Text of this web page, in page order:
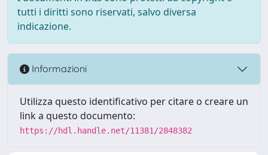
tutti i diritti sono riservati, salvo diversa
indicazione.
Informazioni
Utilizza questo identificativo per citare o creare un
link a questo documento:
https://hdl.handle.net/11381/2848382